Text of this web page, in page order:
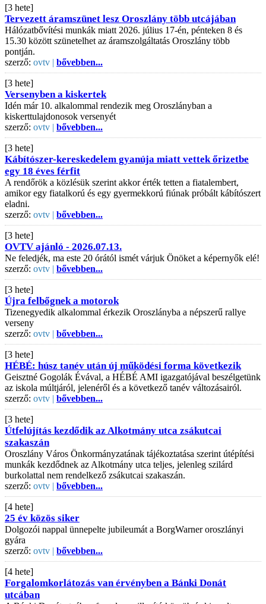
[3 hete]
Tervezett áramszünet lesz Oroszlány több utcájában
Hálózatbővítési munkák miatt 2026. július 17-én, pénteken 8 és
15.30 között szünetelhet az áramszolgáltatás Oroszlány több
pontján.
szerző: ovtv | bővebben...
[3 hete]
Versenyben a kiskertek
Idén már 10. alkalommal rendezik meg Oroszlányban a
kiskerttulajdonosok versenyét
szerző: ovtv | bővebben...
[3 hete]
Kábítószer-kereskedelem gyanúja miatt vettek őrizetbe
egy 18 éves férfit
A rendőrök a közlésük szerint akkor érték tetten a fiatalembert,
amikor egy fiatalkorú és egy gyermekkorú fiúnak próbált kábítószert
eladni.
szerző: ovtv | bővebben...
[3 hete]
OVTV ajánló - 2026.07.13.
Ne feledjék, ma este 20 órától ismét várjuk Önöket a képernyők elé!
szerző: ovtv | bővebben...
[3 hete]
Újra felbőgnek a motorok
Tizenegyedik alkalommal érkezik Oroszlányba a népszerű rallye
verseny
szerző: ovtv | bővebben...
[3 hete]
HÉBÉ: húsz tanév után új működési forma következik
Geisztné Gogolák Évával, a HÉBÉ AMI igazgatójával beszélgetünk
az iskola múltjáról, jelenéről és a következő tanév változásairól.
szerző: ovtv | bővebben...
[3 hete]
Útfelújítás kezdődik az Alkotmány utca zsákutcai
szakaszán
Oroszlány Város Önkormányzatának tájékoztatása szerint útépítési
munkák kezdődnek az Alkotmány utca teljes, jelenleg szilárd
burkolattal nem rendelkező zsákutcai szakaszán.
szerző: ovtv | bővebben...
[4 hete]
25 év közös siker
Dolgozói nappal ünnepelte jubileumát a BorgWarner oroszlányi
gyára
szerző: ovtv | bővebben...
[4 hete]
Forgalomkorlátozás van érvényben a Bánki Donát
utcában